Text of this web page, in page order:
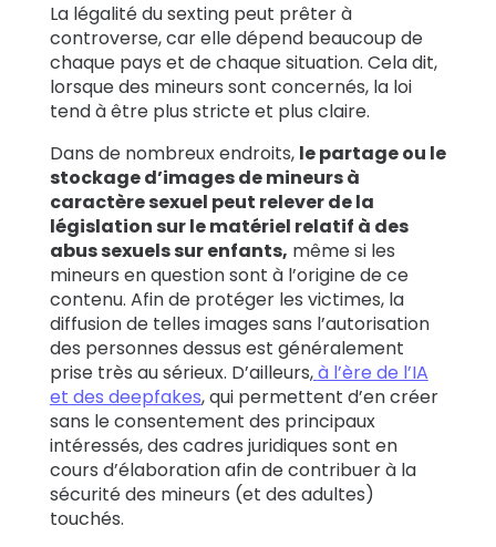
La légalité du sexting peut prêter à
controverse, car elle dépend beaucoup de
chaque pays et de chaque situation. Cela dit,
lorsque des mineurs sont concernés, la loi
tend à être plus stricte et plus claire.
Dans de nombreux endroits, le partage ou le
stockage d’images de mineurs à
caractère sexuel peut relever de la
législation sur le matériel relatif à des
abus sexuels sur enfants, même si les
mineurs en question sont à l’origine de ce
contenu. Afin de protéger les victimes, la
diffusion de telles images sans l’autorisation
des personnes dessus est généralement
prise très au sérieux. D’ailleurs,à l’ère de l’IA
et des deepfakes, qui permettent d’en créer
sans le consentement des principaux
intéressés, des cadres juridiques sont en
cours d’élaboration afin de contribuer à la
sécurité des mineurs (et des adultes)
touchés.